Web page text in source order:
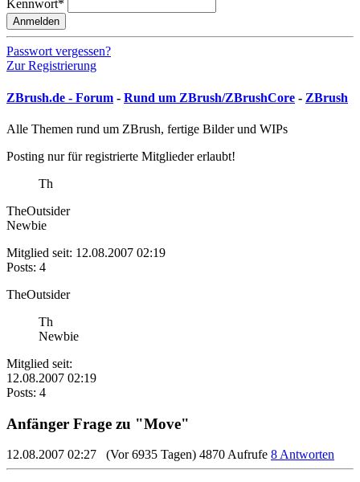
Kennwort*
Anmelden
Passwort vergessen?
Zur Registrierung
ZBrush.de - Forum - Rund um ZBrush/ZBrushCore - ZBrush
Alle Themen rund um ZBrush, fertige Bilder und WIPs
Posting nur für registrierte Mitglieder erlaubt!
Th
TheOutsider
Newbie
Mitglied seit: 12.08.2007 02:19
Posts: 4
TheOutsider
Th
Newbie
Mitglied seit:
12.08.2007 02:19
Posts: 4
Anfänger Frage zu "Move"
12.08.2007 02:27 (Vor 6935 Tagen) 4870 Aufrufe 8 Antworten